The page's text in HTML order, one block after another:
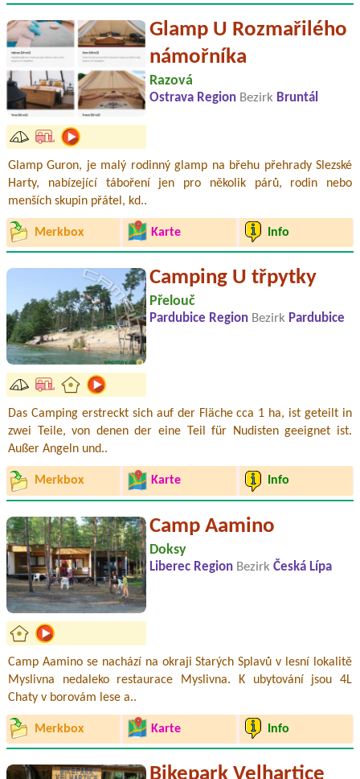
Glamp U Rozmařilého
námořníka
Razová
Ostrava Region Bezirk Bruntál
Glamp Guron, je malý rodinný glamp na břehu přehrady Slezské
Harty, nabízející táboření jen pro několik párů, rodin nebo
menších skupin přátel, kd..
Merkbox Karte Info
Camping U třpytky
Přelouč
Pardubice Region Bezirk Pardubice
Das Camping erstreckt sich auf der Fläche cca 1 ha, ist geteilt in
zwei Teile, von denen der eine Teil für Nudisten geeignet ist.
Außer Angeln und..
Merkbox Karte Info
Camp Aamino
Doksy
Liberec Region Bezirk Česká Lípa
Camp Aamino se nachází na okraji Starých Splavů v lesní lokalitě
Myslivna nedaleko restaurace Myslivna. K ubytování jsou 4L
Chaty v borovám lese a..
Merkbox Karte Info